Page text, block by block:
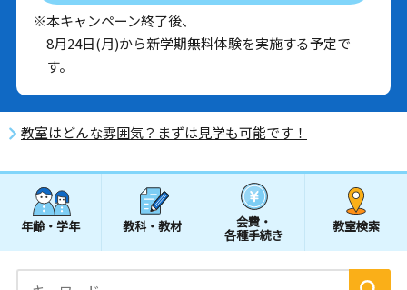
※本キャンペーン終了後、
8月24日(月)から新学期無料体験を実施する予定で
す。
教室はどんな雰囲気？まずは見学も可能です！
年齢・学年 教科・教材 会費・
各種手続き
教室検索